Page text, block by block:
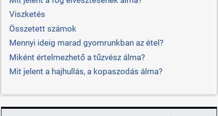
Viszketés
Összetett számok
Mennyi ideig marad gyomrunkban az étel?
Miként értelmezhető a tűzvész álma?
Mit jelent a hajhullás, a kopaszodás álma?